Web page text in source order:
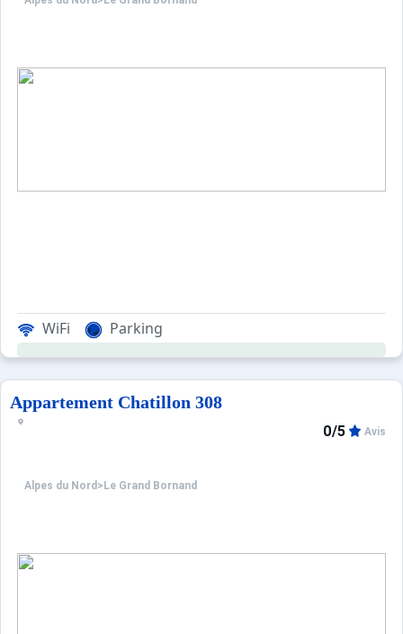
WiFi Parking
Appartement Chatillon 308
Alpes du Nord > Le Grand Bornand
0/5 Avis